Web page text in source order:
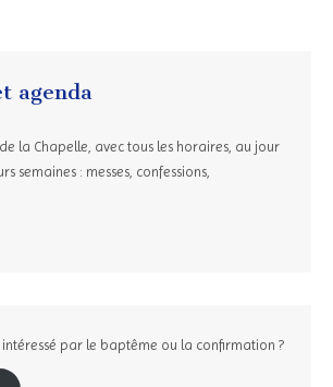
agenda
la Chapelle, avec tous les horaires, au jour
semaines : messes, confessions,
intéressé par le baptême ou la confirmation ?